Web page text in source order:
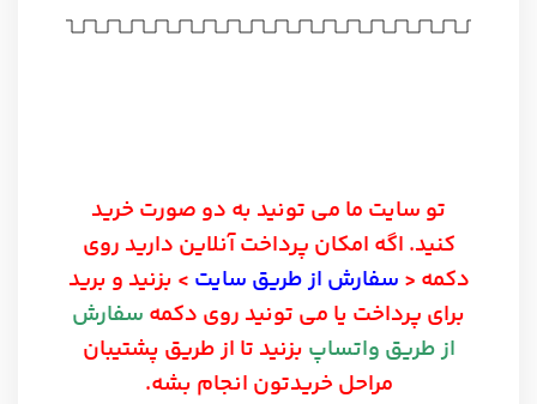
تو سایت ما می تونید به دو صورت خرید
کنید. اگه امکان پرداخت آنلاین دارید روی
دکمه < سفارش از طریق سایت > بزنید و برید
برای پرداخت یا می تونید روی دکمه سفارش
از طریق واتساپ بزنید تا از طریق پشتیبان
مراحل خریدتون انجام بشه.